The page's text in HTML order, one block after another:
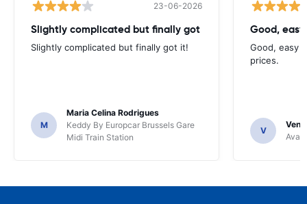
23-06-2026
Slightly complicated but finally got
Slightly complicated but finally got it!
M
Maria Celina Rodrigues
Keddy By Europcar Brussels Gare
Midi Train Station
Good,
Good, easy
prices.
V